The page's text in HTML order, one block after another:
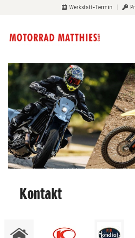
Werkstatt-Termin
Kontakt